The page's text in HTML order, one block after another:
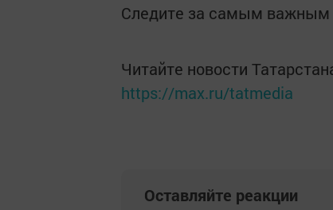
Следите за самым важным
Читайте новости
https://max.ru/tatmedia
Оставляйте реакции